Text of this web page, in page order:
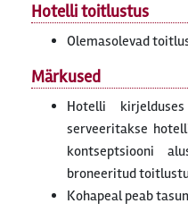
Hotelli toitlustus
Olemasolevad
Märkused
Hotelli
serveeritakse
kontseptsiooni
broneeritud
Kohapeal peab